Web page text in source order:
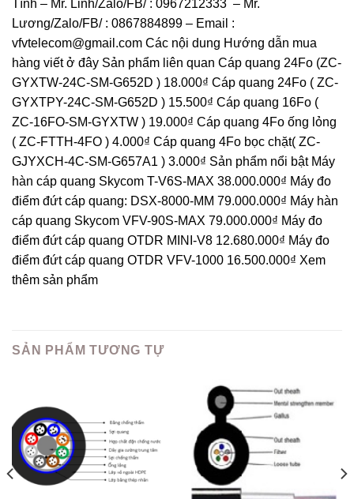
Tĩnh – Mr. Linh/Zalo/FB/ : 0967212333 – Mr.
Lương/Zalo/FB/ : 0867884899 – Email :
vfvtelecom@gmail.com Các nội dung Hướng dẫn mua
hàng viết ở đây Sản phẩm liên quan Cáp quang 24Fo (ZC-
GYXTW-24C-SM-G652D ) 18.000₫ Cáp quang 24Fo ( ZC-
GYXTPY-24C-SM-G652D ) 15.500₫ Cáp quang 16Fo (
ZC-16FO-SM-GYXTW ) 19.000₫ Cáp quang 4Fo ống lỏng
( ZC-FTTH-4FO ) 4.000₫ Cáp quang 4Fo bọc chặt( ZC-
GJYXCH-4C-SM-G657A1 ) 3.000₫ Sản phẩm nổi bật Máy
hàn cáp quang Skycom T-V6S-MAX 38.000.000₫ Máy đo
điểm đứt cáp quang: DSX-8000-MM 79.000.000₫ Máy hàn
cáp quang Skycom VFV-90S-MAX 79.000.000₫ Máy đo
điểm đứt cáp quang OTDR MINI-V8 12.680.000₫ Máy đo
điểm đứt cáp quang OTDR VFV-1000 16.500.000₫ Xem
thêm sản phẩm
SẢN PHẨM TƯƠNG TỰ